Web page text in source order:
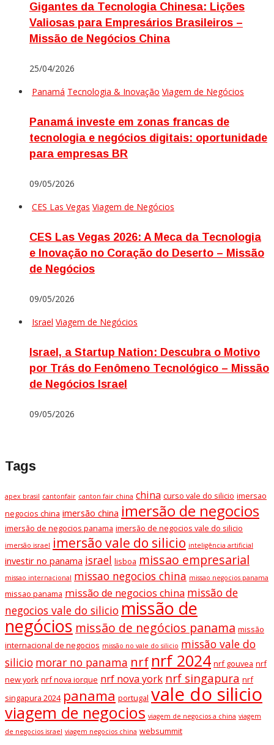
Gigantes da Tecnologia Chinesa: Lições
Valiosas para Empresários Brasileiros –
Missão de Negócios China
25/04/2026
Panamá Tecnologia & Inovação Viagem de Negócios
Panamá investe em zonas francas de
tecnologia e negócios digitais: oportunidade
para empresas BR
09/05/2026
CES Las Vegas Viagem de Negócios
CES Las Vegas 2026: A Meca da Tecnologia
e Inovação no Coração do Deserto – Missão
de Negócios
09/05/2026
Israel Viagem de Negócios
Israel, a Startup Nation: Descubra o Motivo
por Trás do Fenômeno Tecnológico – Missão
de Negócios Israel
09/05/2026
Tags
apex brasil cantonfair canton fair china china curso vale do silicio imersao
negocios china imersão china imersão de negocios
imersão de negocios panama imersão de negocios vale do silicio
imersão israel imersão vale do silicio inteligência artificial
investir no panama israel lisboa missao empresarial
missao internacional missao negocios china missao negocios panama
missao panama missão de negocios china missão de
negocios vale do silicio missão de
negócios missão de negócios panama missão
internacional de negocios missão no vale do silicio missão vale do
silicio morar no panama nrf nrf 2024 nrf gouvea nrf
new york nrf nova iorque nrf nova york nrf singapura nrf
singapura 2024 panama portugal vale do silicio
viagem de negocios viagem de negocios a china viagem
de negocios israel viagem negocios china websummit